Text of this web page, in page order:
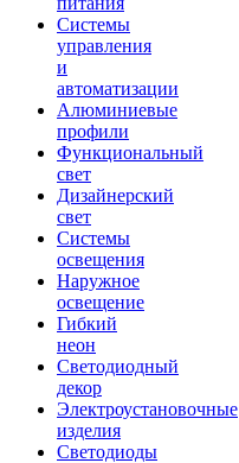
Системы
управления
и
автоматизации
Алюминиевые
профили
Функциональный
свет
Дизайнерский
свет
Системы
освещения
Наружное
освещение
Гибкий
неон
Светодиодный
декор
Электроустановочные
изделия
Светодиоды